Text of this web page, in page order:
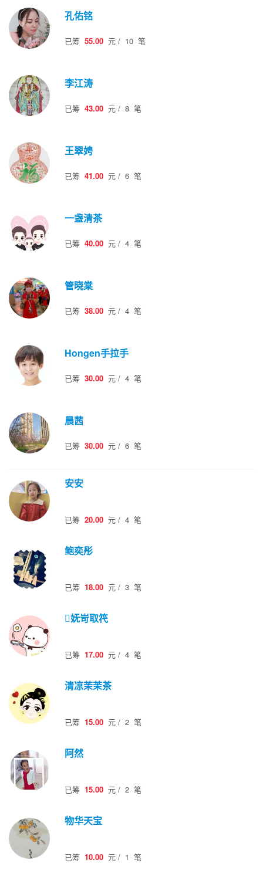
孔佑铭
已筹 55.00 元 / 10 笔
李江涛
已筹 43.00 元 / 8 笔
王翠娉
已筹 41.00 元 / 6 笔
一盏清茶
已筹 40.00 元 / 4 笔
管晓棠
已筹 38.00 元 / 4 笔
Hongen手拉手
已筹 30.00 元 / 4 笔
晨茜
已筹 30.00 元 / 6 笔
安安
已筹 20.00 元 / 4 笔
鲍奕彤
已筹 18.00 元 / 3 笔
妩岢取笩
已筹 17.00 元 / 4 笔
清凉茉茉茶
已筹 15.00 元 / 2 笔
阿然
已筹 15.00 元 / 2 笔
物华天宝
已筹 10.00 元 / 1 笔